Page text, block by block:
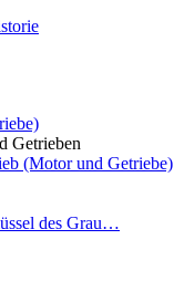
Getrieben
(Motor und Getriebe)
des Grau…